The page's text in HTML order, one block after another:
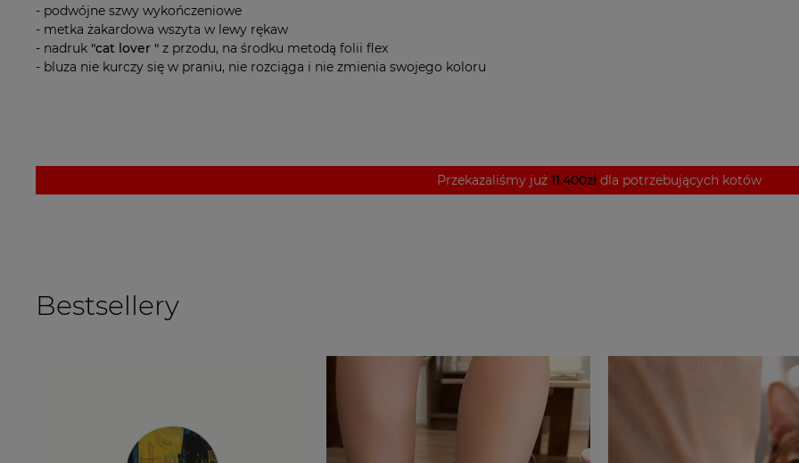
- podwójne szwy wykończeniowe
- metka żakardowa wszyta w lewy rękaw
- nadruk "cat lover " z przodu, na środku metodą folii flex
- bluza nie kurczy się w praniu, nie rozciąga i nie zmienia swojego koloru
Przekazaliśmy już 11.400zł dla potrzebujących kotów
Bestsellery